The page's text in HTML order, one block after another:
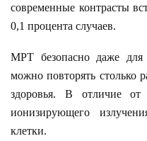
современные контрасты
0,1 процента случаев.
МРТ безопасно даже
можно повторять столько
здоровья. В отличие
ионизирующего
клетки.